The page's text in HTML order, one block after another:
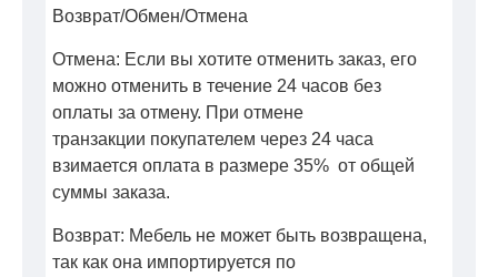
Возврат/Обмен/Отмена
Отмена: Если вы хотите отменить заказ, его
можно отменить в течение 24 часов без
оплаты за отмену. При отмене
транзакции покупателем через 24 часа
взимается оплата в размере 35% от общей
суммы заказа.
Возврат: Мебель не может быть возвращена,
так как она импортируется по